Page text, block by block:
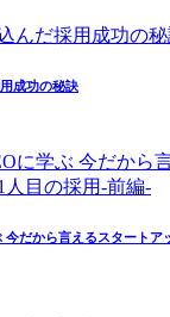
成功の秘訣
今だから言えるスタート